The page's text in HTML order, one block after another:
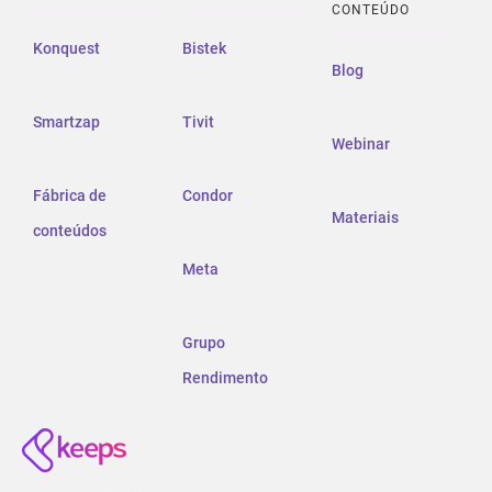
Konquest
Smartzap
Fábrica de
conteúdos
Bistek
Tivit
Condor
Meta
Grupo
Rendimento
CONTEÚDO
Blog
Webinar
Materiais